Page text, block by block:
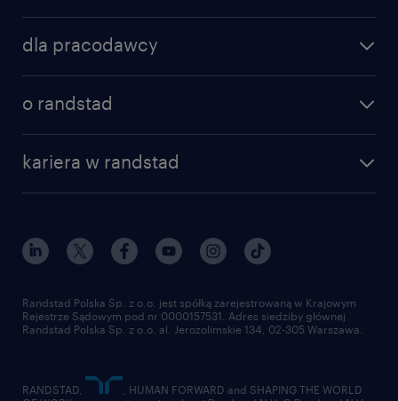
specjalizacje
praca w amazon
dla pracodawcy
o randstad
dla mediów
dla dostawców
kariera w randstad
nasz świat
pracuj w randstad
złóż CV
Randstad Polska Sp. z o.o. jest spółką zarejestrowaną w Krajowym
Rejestrze Sądowym pod nr 0000157531. Adres siedziby głównej
Randstad Polska Sp. z o.o. al. Jerozolimskie 134, 02-305 Warszawa.
RANDSTAD,
, HUMAN FORWARD and SHAPING THE WORLD